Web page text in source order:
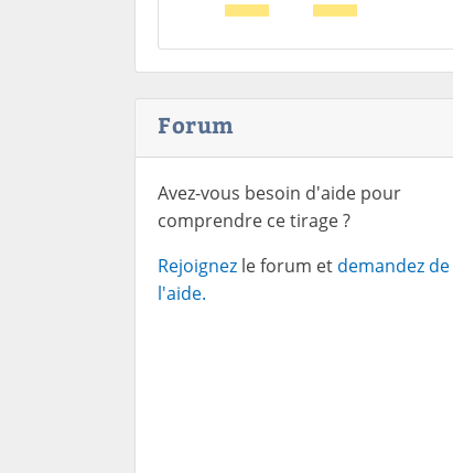
Forum
Avez-vous besoin d'aide pour
comprendre ce tirage ?
Rejoignez le forum et demandez de
l'aide.